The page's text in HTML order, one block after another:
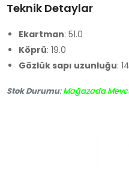
Teknik Detaylar
Ekartman: 51.0
Köprü: 19.0
Gözlük sapı uzunluğu:
Stok Durumu:Mağazada